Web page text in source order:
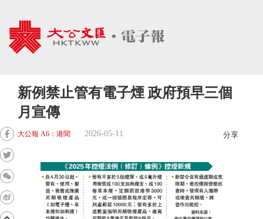
新例禁止管有電子煙 政府預早三個
月宣傳
大公報 A6：港聞 2026-05-11 分享